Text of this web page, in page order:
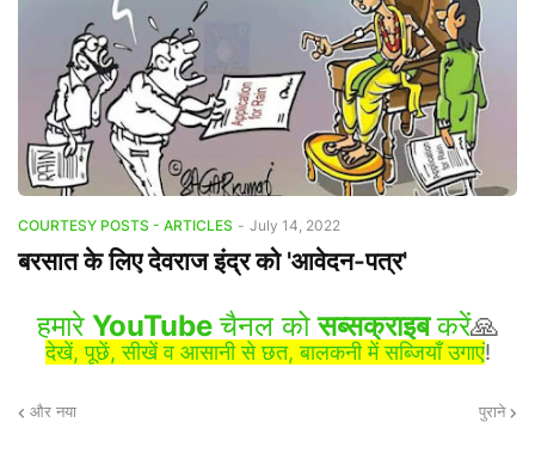
COURTESY POSTS - ARTICLES - July 14, 2022
बरसात के लिए देवराज इंद्र को 'आवेदन-पत्र'
हमारे YouTubeचैनल कोसब्सक्राइबकरें🙏
देखें, पूछें, सीखें व आसानी से छत, बालकनी में सब्जियाँ उगाएं!
और नया पुराने